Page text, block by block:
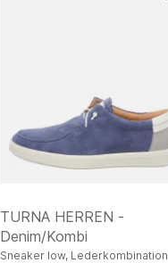
TURNA HERREN -
Denim/Kombi
Sneaker low, Lederkombination